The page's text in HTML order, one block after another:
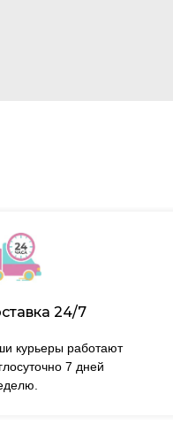
24/7
курьеры работают
7 дней